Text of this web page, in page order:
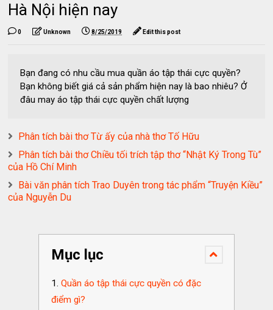
Hà Nội hiện nay
0 Unknown 8/25/2019 Edit this post
Bạn đang có nhu cầu mua quần áo tập thái cực quyền?
Bạn không biết giá cả sản phẩm hiện nay là bao nhiêu? Ở
đâu may áo tập thái cực quyền chất lượng
Phân tích bài thơ Từ ấy của nhà thơ Tố Hữu
Phân tích bài thơ Chiều tối trích tập thơ “Nhật Ký Trong Tù”
của Hồ Chí Minh
Bài văn phân tích Trao Duyên trong tác phẩm “Truyện Kiều”
của Nguyễn Du
Mục lục
Quần áo tập thái cực quyền có đặc
điểm gì?